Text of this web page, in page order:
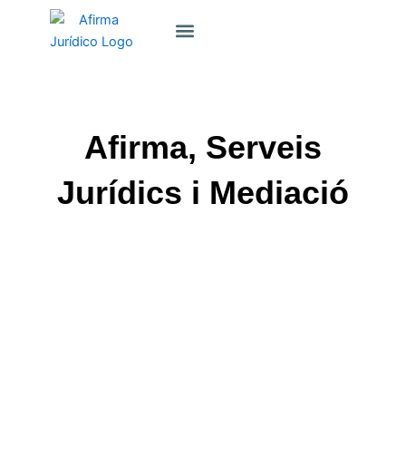
Afirma, Serveis
Jurídics i Mediació